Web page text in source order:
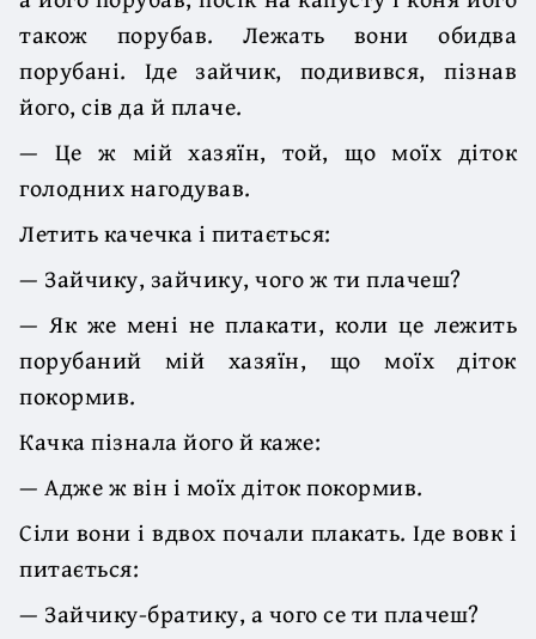
також порубав. Лежать вони обидва
порубані. Іде зайчик, подивився, пізнав
його, сів да й плаче.
— Це ж мій хазяїн, той, що моїх діток
голодних нагодував.
Летить качечка і питається:
— Зайчику, зайчику, чого ж ти плачеш?
— Як же мені не плакати, коли це лежить
порубаний мій хазяїн, що моїх діток
покормив.
Качка пізнала його й каже:
— Адже ж він і моїх діток покормив.
Сіли вони і вдвох почали плакать. Іде вовк і
питається:
— Зайчику-братику, а чого се ти плачеш?